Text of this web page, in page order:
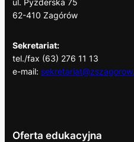
ul. Pyzderska 75
62-410 Zagórów
Sekretariat:
tel./fax (63) 276 11 13
e-mail:
Oferta edukacyjna